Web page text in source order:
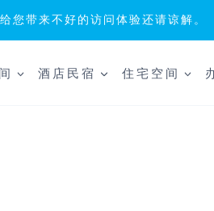
您带来不好的访问体验还请谅解。
酒店民宿 住宅空间